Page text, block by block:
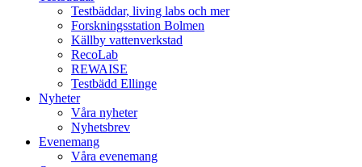
Testbäddar, living labs och mer
Forskningsstation Bolmen
Källby vattenverkstad
RecoLab
REWAISE
Testbädd Ellinge
Nyheter
Våra nyheter
Nyhetsbrev
Evenemang
Våra evenemang